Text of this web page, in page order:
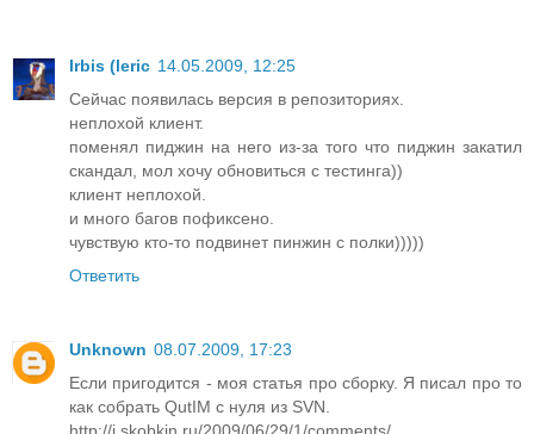
Irbis (leric 14.05.2009, 12:25
Сейчас появилась версия в репозиториях.
неплохой клиент.
поменял пиджин на него из-за того что пиджин закатил
скандал, мол хочу обновиться с тестинга))
клиент неплохой.
и много багов пофиксено.
чувствую кто-то подвинет пинжин с полки)))))
Ответить
Unknown 08.07.2009, 17:23
Если пригодится - моя статья про сборку. Я писал про то
как собрать QutIM с нуля из SVN.